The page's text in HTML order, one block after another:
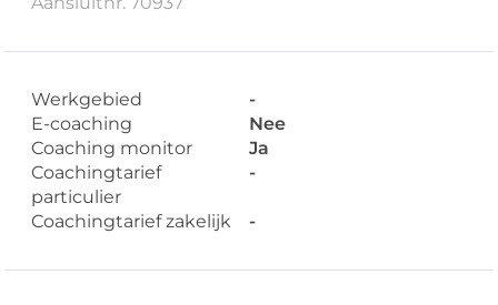
Werkgebied
-
E-coaching
Nee
Coaching monitor
Ja
Coachingtarief
particulier
-
Coachingtarief zakelijk -